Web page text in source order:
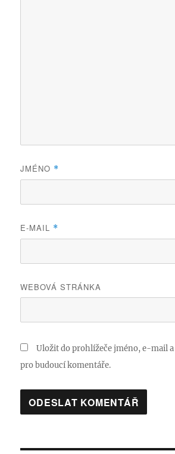
JMÉNO *
E-MAIL *
WEBOVÁ STRÁNKA
Uložit do prohlížeče jméno, e-mail
pro budoucí komentáře.